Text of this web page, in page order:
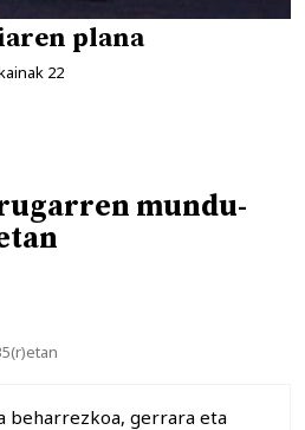
plana
22
mundu-
beharrezkoa, gerrara eta